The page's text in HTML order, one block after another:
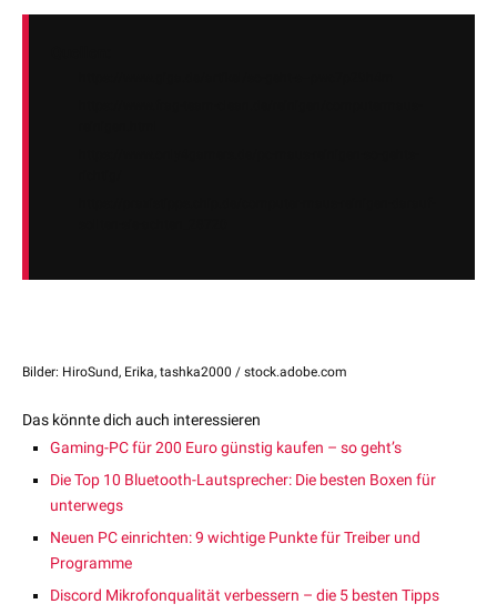
Bilder: HiroSund, Erika, tashka2000 / stock.adobe.com
Das könnte dich auch interessieren
Gaming-PC für 200 Euro günstig kaufen – so geht’s
Die Top 10 Bluetooth-Lautsprecher: Die besten Boxen für
unterwegs
Neuen PC einrichten: 9 wichtige Punkte für Treiber und
Programme
Discord Mikrofonqualität verbessern – die 5 besten Tipps